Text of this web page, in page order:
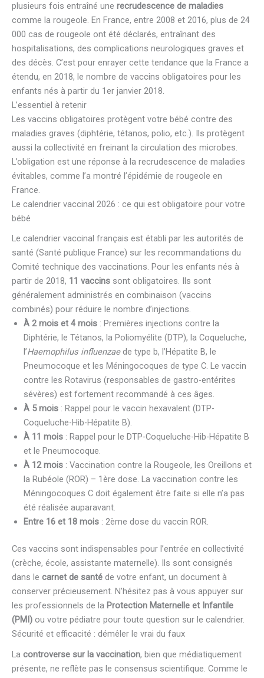
plusieurs fois entraîné une recrudescence de maladies
comme la rougeole. En France, entre 2008 et 2016, plus de 24
000 cas de rougeole ont été déclarés, entraînant des
hospitalisations, des complications neurologiques graves et
des décès. C’est pour enrayer cette tendance que la France a
étendu, en 2018, le nombre de vaccins obligatoires pour les
enfants nés à partir du 1er janvier 2018.
L’essentiel à retenir
Les vaccins obligatoires protègent votre bébé contre des
maladies graves (diphtérie, tétanos, polio, etc.). Ils protègent
aussi la collectivité en freinant la circulation des microbes.
L’obligation est une réponse à la recrudescence de maladies
évitables, comme l’a montré l’épidémie de rougeole en
France.
Le calendrier vaccinal 2026 : ce qui est obligatoire pour votre
bébé
Le calendrier vaccinal français est établi par les autorités de
santé (Santé publique France) sur les recommandations du
Comité technique des vaccinations. Pour les enfants nés à
partir de 2018, 11 vaccins sont obligatoires. Ils sont
généralement administrés en combinaison (vaccins
combinés) pour réduire le nombre d’injections.
À 2 mois et 4 mois : Premières injections contre la
Diphtérie, le Tétanos, la Poliomyélite (DTP), la Coqueluche,
l’Haemophilus influenzaede type b, l’Hépatite B, le
Pneumocoque et les Méningocoques de type C. Le vaccin
contre les Rotavirus (responsables de gastro-entérites
sévères) est fortement recommandé à ces âges.
À 5 mois : Rappel pour le vaccin hexavalent (DTP-
Coqueluche-Hib-Hépatite B).
À 11 mois : Rappel pour le DTP-Coqueluche-Hib-Hépatite B
et le Pneumocoque.
À 12 mois : Vaccination contre la Rougeole, les Oreillons et
la Rubéole (ROR) – 1ère dose. La vaccination contre les
Méningocoques C doit également être faite si elle n’a pas
été réalisée auparavant.
Entre 16 et 18 mois : 2ème dose du vaccin ROR.
Ces vaccins sont indispensables pour l’entrée en collectivité
(crèche, école, assistante maternelle). Ils sont consignés
dans le carnet de santé de votre enfant, un document à
conserver précieusement. N’hésitez pas à vous appuyer sur
les professionnels de la Protection Maternelle et Infantile
(PMI) ou votre pédiatre pour toute question sur le calendrier.
Sécurité et efficacité : démêler le vrai du faux
La controverse sur la vaccination, bien que médiatiquement
présente, ne reflète pas le consensus scientifique. Comme le